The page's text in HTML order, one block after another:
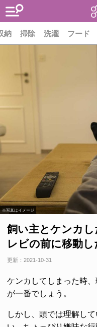
納 掃除 洗濯 フード
※写真はイメージ
飼い主とケンカ
レビの前に移動
更新： 2021-10-31
ケンカしてしまった時
が一番でしょう。
しかし、頭では理解し